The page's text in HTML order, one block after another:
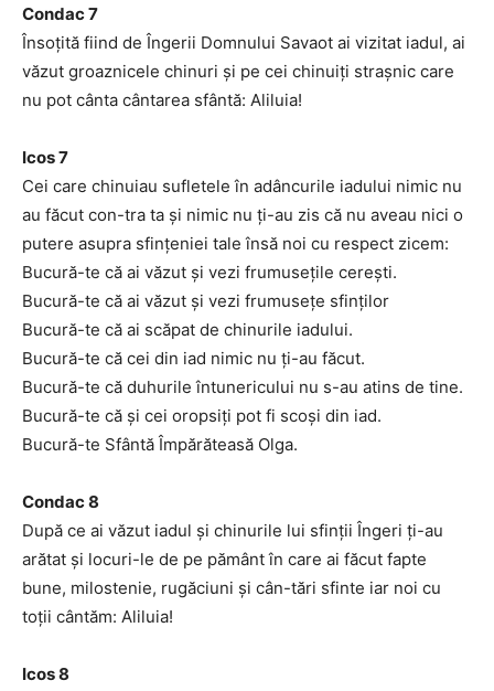
Condac 7
Însoţită fiind de Îngerii Domnului Savaot ai vizitat iadul, ai
văzut groaznicele chinuri şi pe cei chinuiţi straşnic care
nu pot cânta cântarea sfântă: Aliluia!
Icos 7
Cei care chinuiau sufletele în adâncurile iadului nimic nu
au făcut con-tra ta şi nimic nu ţi-au zis că nu aveau nici o
putere asupra sfinţeniei tale însă noi cu respect zicem:
Bucură-te că ai văzut şi vezi frumuseţile cereşti.
Bucură-te că ai văzut şi vezi frumuseţe sfinţilor
Bucură-te că ai scăpat de chinurile iadului.
Bucură-te că cei din iad nimic nu ţi-au făcut.
Bucură-te că duhurile întunericului nu s-au atins de tine.
Bucură-te că şi cei oropsiţi pot fi scoşi din iad.
Bucură-te Sfântă Împărăteasă Olga.
Condac 8
După ce ai văzut iadul şi chinurile lui sfinţii Îngeri ţi-au
arătat şi locuri-le de pe pământ în care ai făcut fapte
bune, milostenie, rugăciuni şi cân-tări sfinte iar noi cu
toţii cântăm: Aliluia!
Icos 8